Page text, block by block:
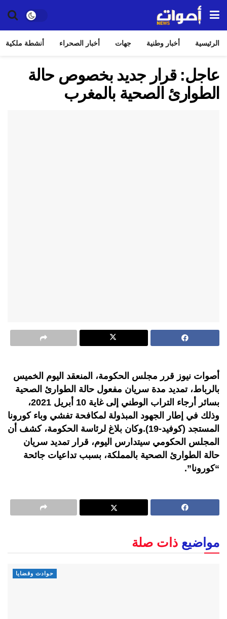
الرئيسية أخبار وطنية جهات أخبار الصحراء أنشطة ملكية
عاجل: قرار جديد بخصوص حالة
الطوارئ الصحية بالمغرب
أصوات نيوز قرر مجلس الحكومة، المنعقد اليوم الخميس
بالرباط، تمديد مدة سريان مفعول حالة الطوارئ الصحية
بسائر أرجاء التراب الوطني إلى غاية 10 أبريل 2021،
وذلك في إطار الجهود المبذولة لمكافحة تفشي وباء كورونا
المستجد (كوفيد-19).وكان بلاغ لرئاسة الحكومة، كشف أن
المجلس الحكومي سيتدارس اليوم، قرار تمديد سريان
حالة الطوارئ الصحية بالمملكة، بسبب تداعيات جائحة
“كورونا”.
مواضيع ذات صلة
حوادث وقضايا